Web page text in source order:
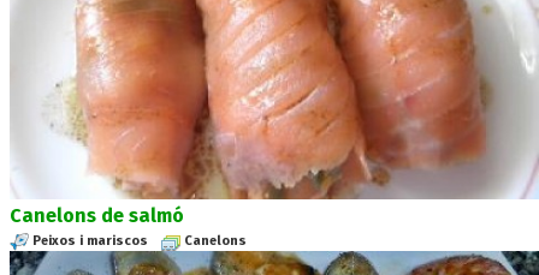
Canelons de salmó
Peixos i mariscos Canelons